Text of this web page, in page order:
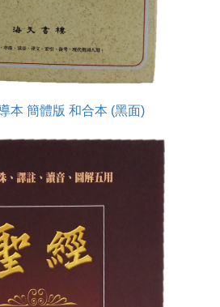
本 簡體版 和合本 (黑面)